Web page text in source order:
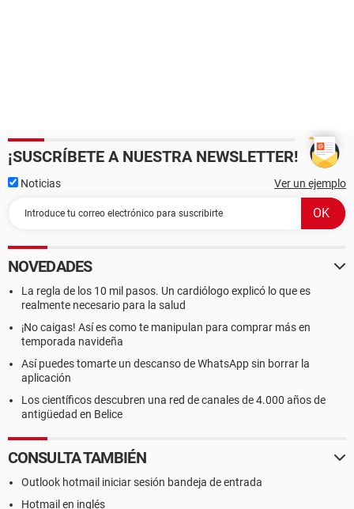
¡SUSCRÍBETE A NUESTRA NEWSLETTER!
Noticias Ver un ejemplo
NOVEDADES
La regla de los 10 mil pasos. Un cardiólogo explicó lo que es
realmente necesario para la salud
¡No caigas! Así es como te manipulan para comprar más en
temporada navideña
Así puedes tomarte un descanso de WhatsApp sin borrar la
aplicación
Los científicos descubren una red de canales de 4.000 años de
antigüedad en Belice
CONSULTA TAMBIÉN
Outlook hotmail iniciar sesión bandeja de entrada
Hotmail en inglés